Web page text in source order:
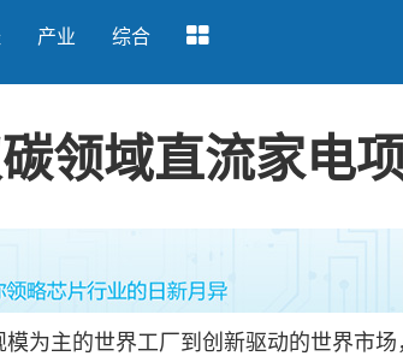
产业 综合
领域直流家电
主的世界工厂到创新驱动的世界市场